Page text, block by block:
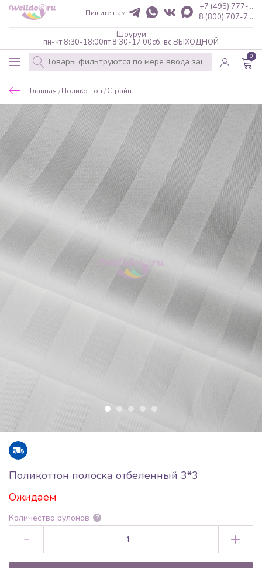
Шоурум
пн-чт 8:30-18:00пт 8:30-17:00сб, вс ВЫХОДНОЙ
+7 (495) 777-...
8 (800) 707-7...
Пишите нам
0
Главная Поликоттон Страйп
Поликоттон полоска отбеленный 3*3
Ожидаем
Количество рулонов ?
- +